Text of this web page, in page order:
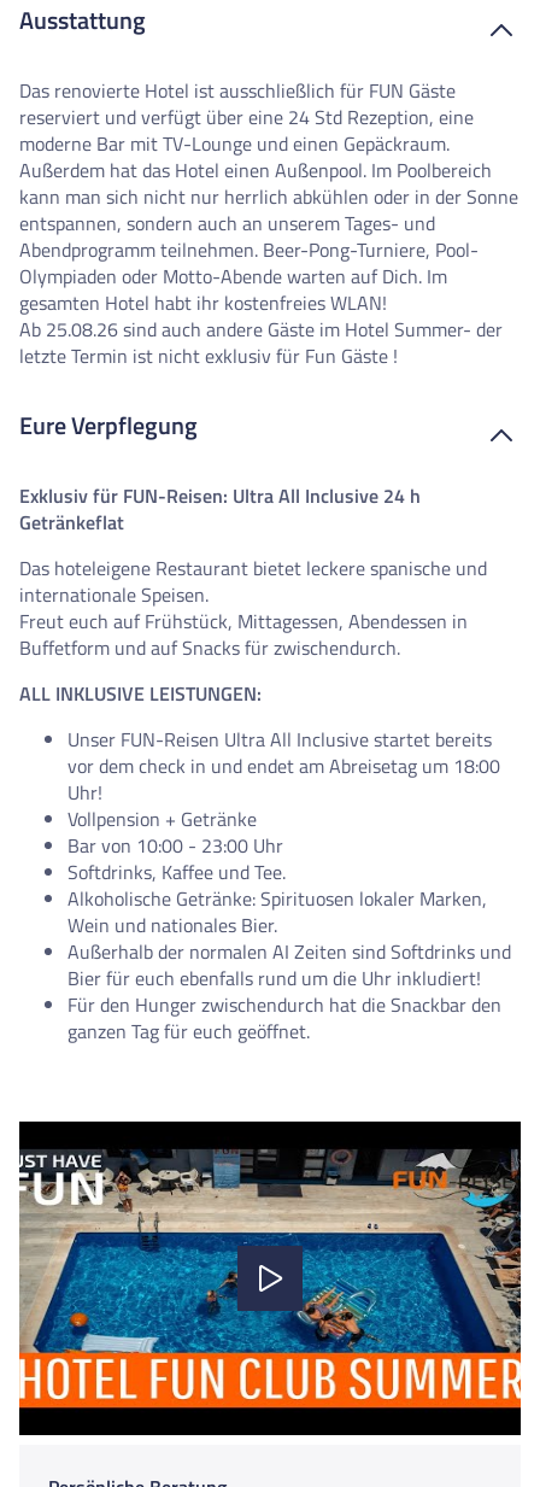
Ausstattung
Das renovierte Hotel ist ausschließlich für FUN Gäste
reserviert und verfügt über eine 24 Std Rezeption, eine
moderne Bar mit TV-Lounge und einen Gepäckraum.
Außerdem hat das Hotel einen Außenpool. Im Poolbereich
kann man sich nicht nur herrlich abkühlen oder in der Sonne
entspannen, sondern auch an unserem Tages- und
Abendprogramm teilnehmen. Beer-Pong-Turniere, Pool-
Olympiaden oder Motto-Abende warten auf Dich. Im
gesamten Hotel habt ihr kostenfreies WLAN!
Ab 25.08.26 sind auch andere Gäste im Hotel Summer- der
letzte Termin ist nicht exklusiv für Fun Gäste !
Eure Verpflegung
Exklusiv für FUN-Reisen: Ultra All Inclusive 24 h
Getränkeflat
Das hoteleigene Restaurant bietet leckere spanische und
internationale Speisen.
Freut euch auf Frühstück, Mittagessen, Abendessen in
Buffetform und auf Snacks für zwischendurch.
ALL INKLUSIVE LEISTUNGEN:
Unser FUN-Reisen Ultra All Inclusive startet bereits
vor dem check in und endet am Abreisetag um 18:00
Uhr!
Vollpension + Getränke
Bar von 10:00 - 23:00 Uhr
Softdrinks, Kaffee und Tee.
Alkoholische Getränke: Spirituosen lokaler Marken,
Wein und nationales Bier.
Außerhalb der normalen AI Zeiten sind Softdrinks und
Bier für euch ebenfalls rund um die Uhr inkludiert!
Für den Hunger zwischendurch hat die Snackbar den
ganzen Tag für euch geöffnet.